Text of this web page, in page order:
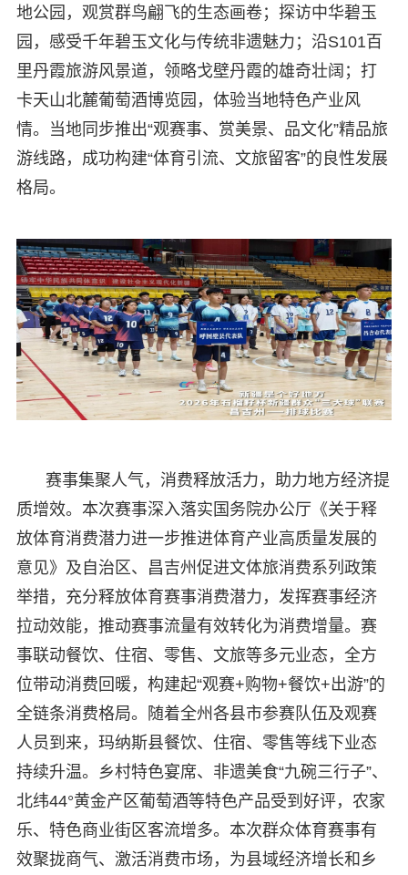
地公园，观赏群鸟翩飞的生态画卷；探访中华碧玉
园，感受千年碧玉文化与传统非遗魅力；沿S101百
里丹霞旅游风景道，领略戈壁丹霞的雄奇壮阔；打
卡天山北麓葡萄酒博览园，体验当地特色产业风
情。当地同步推出“观赛事、赏美景、品文化”精品旅
游线路，成功构建“体育引流、文旅留客”的良性发展
格局。
赛事集聚人气，消费释放活力，助力地方经济提
质增效。本次赛事深入落实国务院办公厅《关于释
放体育消费潜力进一步推进体育产业高质量发展的
意见》及自治区、昌吉州促进文体旅消费系列政策
举措，充分释放体育赛事消费潜力，发挥赛事经济
拉动效能，推动赛事流量有效转化为消费增量。赛
事联动餐饮、住宿、零售、文旅等多元业态，全方
位带动消费回暖，构建起“观赛+购物+餐饮+出游”的
全链条消费格局。随着全州各县市参赛队伍及观赛
人员到来，玛纳斯县餐饮、住宿、零售等线下业态
持续升温。乡村特色宴席、非遗美食“九碗三行子”、
北纬44°黄金产区葡萄酒等特色产品受到好评，农家
乐、特色商业街区客流增多。本次群众体育赛事有
效聚拢商气、激活消费市场，为县域经济增长和乡